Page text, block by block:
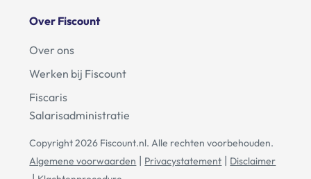
Over Fiscount
Over ons
Werken bij Fiscount
Fiscaris
Salarisadministratie
Copyright 2026 Fiscount.nl. Alle rechten voorbehouden.
Algemene voorwaarden
Privacystatement
Disclaimer